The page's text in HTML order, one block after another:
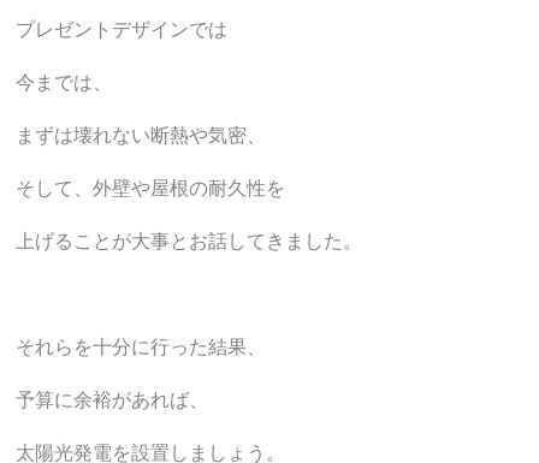
プレゼントデザインでは
今までは、
まずは壊れない断熱や気密、
そして、外壁や屋根の耐久性を
上げることが大事とお話してきました。
それらを十分に行った結果、
予算に余裕があれば、
太陽光発電を設置しましょう。